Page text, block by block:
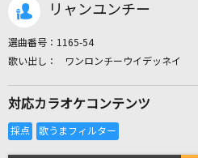
リャンユンチー
選曲番号： 1165-54
ワンロンチーウイデッネイ
対応カラオケコンテンツ